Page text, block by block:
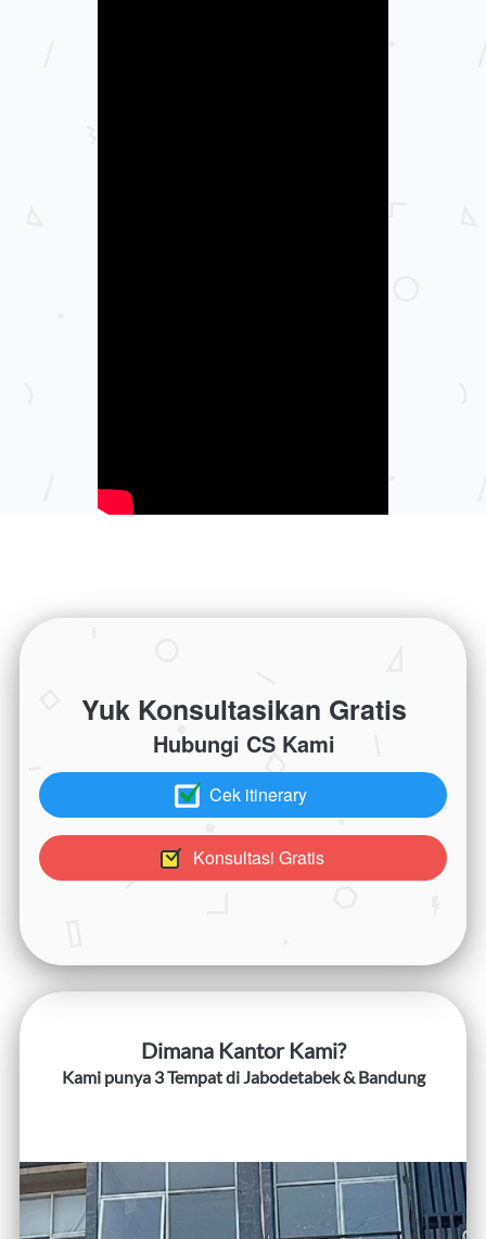
Yuk Konsultasikan Gratis
Hubungi CS Kami
` Cek itinerary
` Konsultasi Gratis
Dimana Kantor Kami?
Kami punya 3 Tempat di Jabodetabek & Bandung